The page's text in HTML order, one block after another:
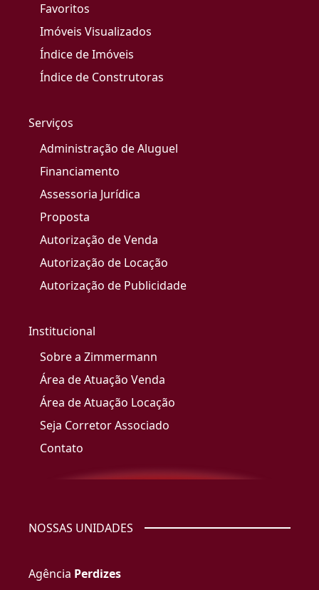
Favoritos
Imóveis Visualizados
Índice de Imóveis
Índice de Construtoras
Serviços
Administração de Aluguel
Financiamento
Assessoria Jurídica
Proposta
Autorização de Venda
Autorização de Locação
Autorização de Publicidade
Institucional
Sobre a Zimmermann
Área de Atuação Venda
Área de Atuação Locação
Seja Corretor Associado
Contato
NOSSAS UNIDADES
Agência Perdizes